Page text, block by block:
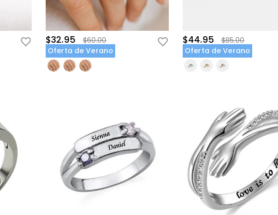
$32.95
$60.00
Oferta de Verano
$44.95
$85.00
Oferta de Verano